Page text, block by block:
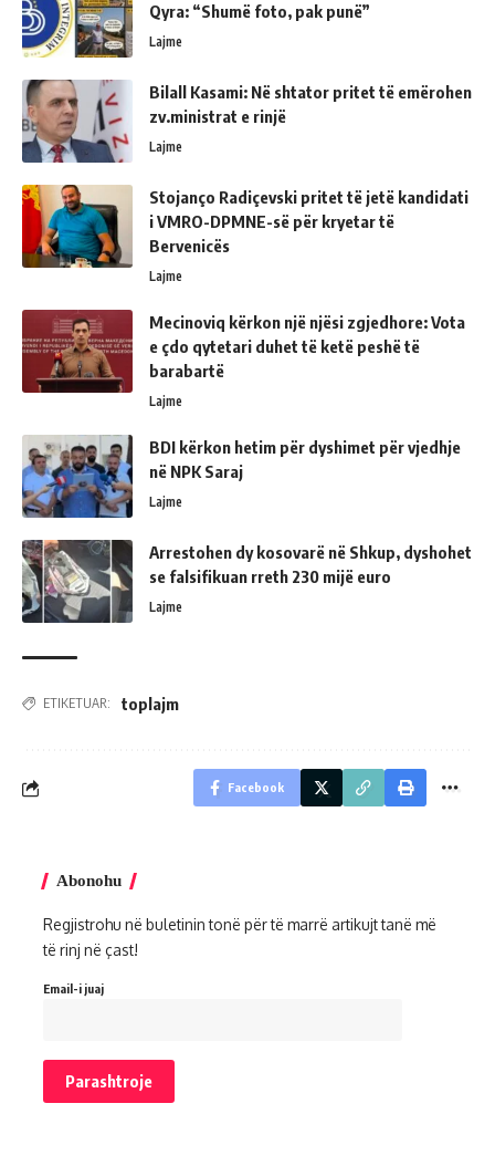
Qyra: “Shumë foto, pak punë”
Lajme
Bilall Kasami: Në shtator pritet të emërohen
zv.ministrat e rinjë
Lajme
Stojanço Radiçevski pritet të jetë kandidati
i VMRO-DPMNE-së për kryetar të
Bervenicës
Lajme
Mecinoviq kërkon një njësi zgjedhore: Vota
e çdo qytetari duhet të ketë peshë të
barabartë
Lajme
BDI kërkon hetim për dyshimet për vjedhje
në NPK Saraj
Lajme
Arrestohen dy kosovarë në Shkup, dyshohet
se falsifikuan rreth 230 mijë euro
Lajme
ETIKETUAR: toplajm
Facebook
Abonohu
Regjistrohu në buletinin tonë për të marrë artikujt tanë më
të rinj në çast!
Email-i juaj